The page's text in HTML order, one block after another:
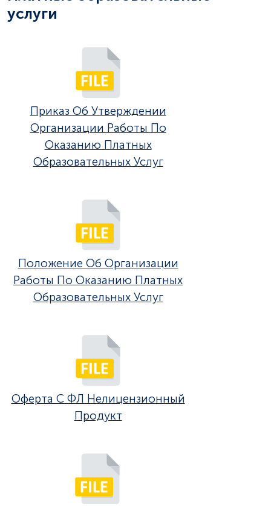
услуги
Приказ Об Утверждении
Организации Работы По
Оказанию Платных
Образовательных Услуг
Положение Об Организации
Работы По Оказанию Платных
Образовательных Услуг
Оферта С ФЛ Нелицензионный
Продукт